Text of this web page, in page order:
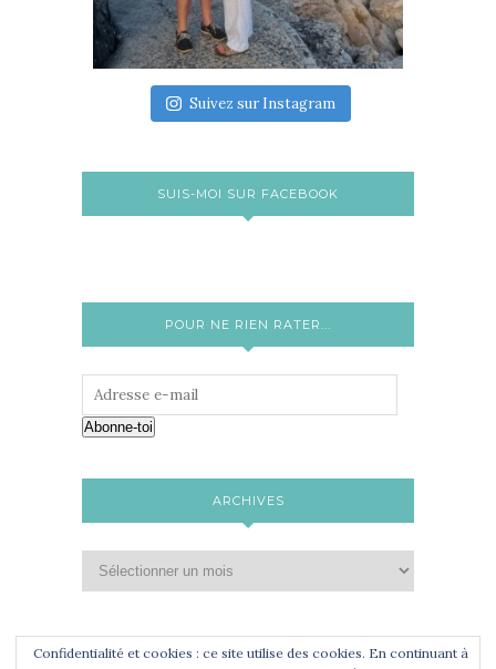
Suivez sur Instagram
SUIS-MOI SUR FACEBOOK
POUR NE RIEN RATER...
Abonne-toi
ARCHIVES
Confidentialité et cookies : ce site utilise des cookies. En continuant à